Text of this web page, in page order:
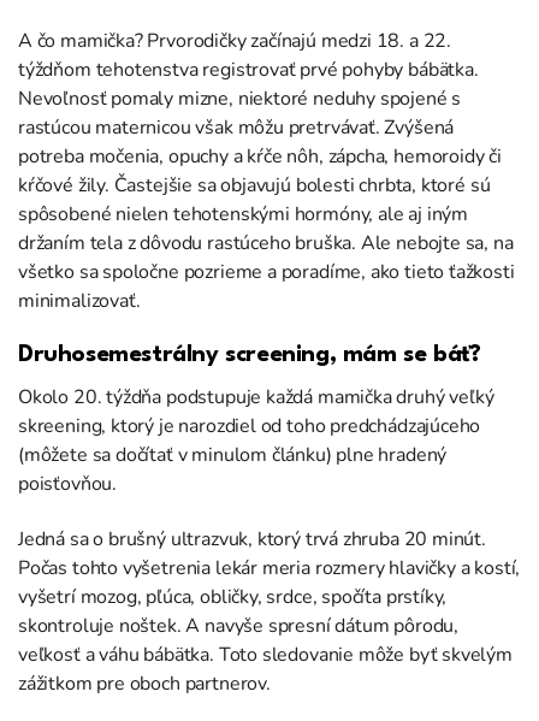
A čo mamička? Prvorodičky začínajú medzi 18. a 22.
týždňom tehotenstva registrovať prvé pohyby bábätka.
Nevoľnosť pomaly mizne, niektoré neduhy spojené s
rastúcou maternicou však môžu pretrvávať. Zvýšená
potreba močenia, opuchy a kŕče nôh, zápcha, hemoroidy či
kŕčové žily. Častejšie sa objavujú bolesti chrbta, ktoré sú
spôsobené nielen tehotenskými hormóny, ale aj iným
držaním tela z dôvodu rastúceho bruška. Ale nebojte sa, na
všetko sa spoločne pozrieme a poradíme, ako tieto ťažkosti
minimalizovať.
Druhosemestrálny screening, mám se báť?
Okolo 20. týždňa podstupuje každá mamička druhý veľký
skreening, ktorý je narozdiel od toho predchádzajúceho
(môžete sa dočítať v minulom článku) plne hradený
poisťovňou.
Jedná sa o brušný ultrazvuk, ktorý trvá zhruba 20 minút.
Počas tohto vyšetrenia lekár meria rozmery hlavičky a kostí,
vyšetrí mozog, pľúca, obličky, srdce, spočíta prstíky,
skontroluje noštek. A navyše spresní dátum pôrodu,
veľkosť a váhu bábätka. Toto sledovanie môže byť skvelým
zážitkom pre oboch partnerov.